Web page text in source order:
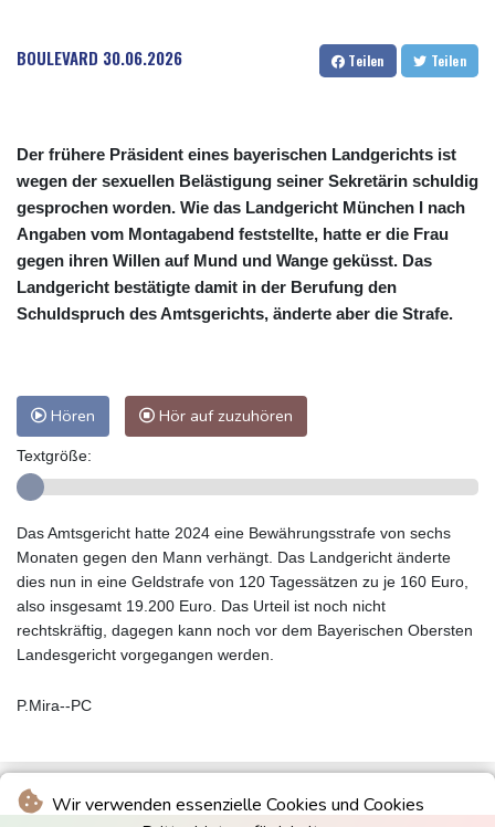
Wir verwenden essenzielle Cookies und Cookies
BOULEVARD 30.06.2026 Teilen Teilen
Der frühere Präsident eines bayerischen Landgerichts ist
wegen der sexuellen Belästigung seiner Sekretärin schuldig
gesprochen worden. Wie das Landgericht München I nach
Angaben vom Montagabend feststellte, hatte er die Frau
gegen ihren Willen auf Mund und Wange geküsst. Das
Landgericht bestätigte damit in der Berufung den
Schuldspruch des Amtsgerichts, änderte aber die Strafe.
Hören Hör auf zuzuhören
Textgröße:
Das Amtsgericht hatte 2024 eine Bewährungsstrafe von sechs
Monaten gegen den Mann verhängt. Das Landgericht änderte
dies nun in eine Geldstrafe von 120 Tagessätzen zu je 160 Euro,
also insgesamt 19.200 Euro. Das Urteil ist noch nicht
rechtskräftig, dagegen kann noch vor dem Bayerischen Obersten
Landesgericht vorgegangen werden.
P.Mira--PC